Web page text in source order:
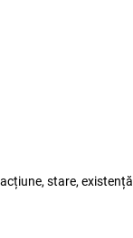
stare, existență